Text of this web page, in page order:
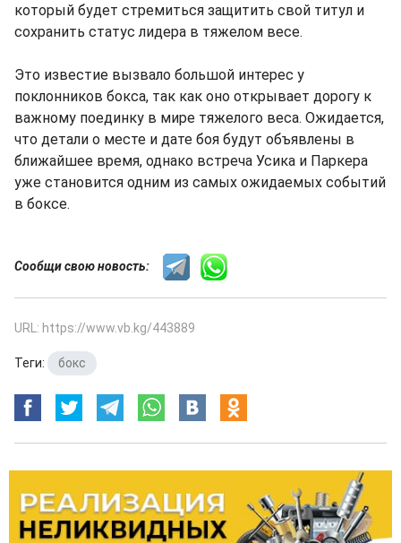
который будет стремиться защитить свой титул и
сохранить статус лидера в тяжелом весе.
Это известие вызвало большой интерес у
поклонников бокса, так как оно открывает дорогу к
важному поединку в мире тяжелого веса. Ожидается,
что детали о месте и дате боя будут объявлены в
ближайшее время, однако встреча Усика и Паркера
уже становится одним из самых ожидаемых событий
в боксе.
Сообщи свою новость:
URL: https://www.vb.kg/443889
Теги: бокс